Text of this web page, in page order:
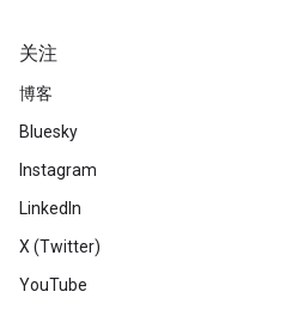
关注
博客
Bluesky
Instagram
LinkedIn
X (Twitter)
YouTube